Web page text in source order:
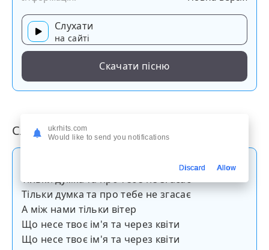
Слухати
на сайті
Скачати пісню
Слова пісні
Тільки думка та про тебе не згасає
Тільки думка та про тебе не згасає
А між нами тільки вітер
Що несе твоє ім'я та через квіти
Що несе твоє ім'я та через квіти
ukrhits.com
Would like to send you notifications
Discard Allow